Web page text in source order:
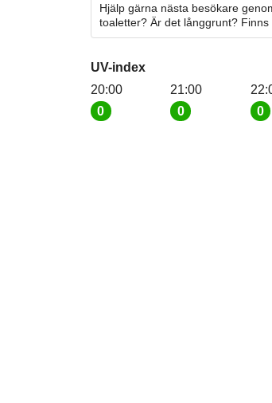
Hjälp gärna nästa besökare
toaletter? Är det långgrunt?
UV-index
20:00
0
21:00
0
0